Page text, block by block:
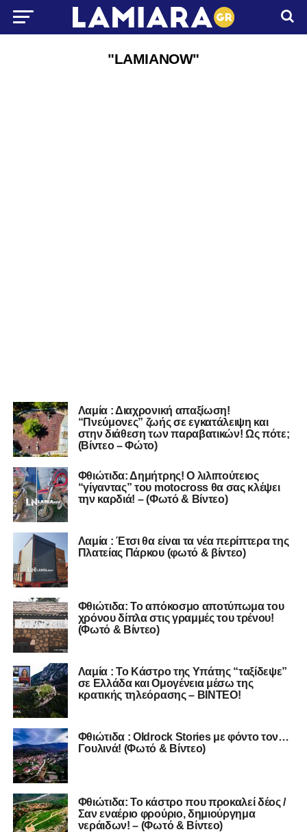
"LAMIANOW"
Λαμία : Διαχρονική απαξίωση!
“Πνεύμονες” ζωής σε εγκατάλειψη και
στην διάθεση των παραβατικών! Ως πότε;
(Βίντεο – Φώτο)
Φθιώτιδα: Δημήτρης! O λιλιπούτειος
“γίγαντας” του motocross θα σας κλέψει
την καρδιά! – (Φωτό & Βίντεο)
Λαμία : Έτσι θα είναι τα νέα περίπτερα της
Πλατείας Πάρκου (φωτό & βίντεο)
Φθιώτιδα: Το απόκοσμο αποτύπωμα του
χρόνου δίπλα στις γραμμές του τρένου!
(Φωτό & Βίντεο)
Λαμία : Το Κάστρο της Υπάτης “ταξίδεψε”
σε Ελλάδα και Ομογένεια μέσω της
κρατικής τηλεόρασης – ΒΙΝΤΕΟ!
Φθιώτιδα : Oldrock Stories με φόντο τον…
Γουλινά! (Φωτό & Βίντεο)
Φθιώτιδα: To κάστρο που προκαλεί δέος /
Σαν εναέριο φρούριο, δημιούργημα
νεράιδων! – (Φωτό & Βίντεο)